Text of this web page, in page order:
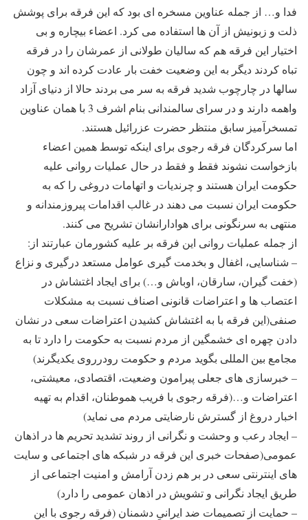
فدا و… از جمله عناوین مسخره ای بود که این فرقه برای پوشش
ذلت و زبونیش از آن ها استفاده می کرد. اعضاء بیچاره و بی
اختیار این فرقه هم که سالیان طولانی از عمرشان را در فرقه
تباه کردند دیگر به این وضعیت خفت بار عادت کرده اند و چون
سالها در چارچوب شدید فرقه به سر می بردند حالا از دنیای آزاد
واهمه دارند و در سرای سالمندانی بنام اشرف 3 با همان عناوین
تمسخرآمیز سابق منتظر حضرت عزرائیل هستند.
اما سرکردگان فرقه رجوی برای اینکه توسط همین اعضاء
بازخواست نشوند فقط و فقط در حال عملیات روانی علیه
حکومت ایران هستند و چرندیات و اتهامات دروغی را که به
حکومت ایران نسبت می دهند در غالب اقدامات پیروزمندانه و
منتهی به سرنگونی برای هوادارانشان تشریح می کنند.
از جمله عملیات روانی این فرقه بر علیه کشورمان عبارتند از:
– شناسایی، اغفال و بخدمت گیری عوامل مستعد درگیری و نزاع
(خفت گیران، سارقان، اوباش و…) برای ایجاد اغتشاش در
اعتصاب ها و اعتراضات قانونی اصناف نسبت به مشکلات
صنفی(این فرقه با به اغتشاش کشیدن اعتراضات سعی در نشان
دادن چهره ای خشمگین از مردم نسبت به حکومت را دارد تا به
مجامع بین المللی بگوید مردم و حکومت رودرروی یکدیگرند)
– خبرسازی های جعلی پیرامون وضعیت، اقتصادی، معیشتی،
اعتراضات و…(فرقه رجوی با فریب هموطنان، اقدام به تهیه
اخبار دروغ از گسترش نارضایتی مردم می نماید)
– ایجاد رعب و وحشت و نگرانی از روند تشدید تحریم ها در اذهان
عمومی(صفحات خبری این فرقه در شبکه های اجتماعی و سایت
های اینترنتی سعی در بر هم زدن آرامش و امنیت اجتماعی از
طریق ایجاد نگرانی و تشویش در اذهان عمومی را دارد)
– حمایت از تصمیمات ضد ایرانیِ دشمنان (فرقه رجوی با این